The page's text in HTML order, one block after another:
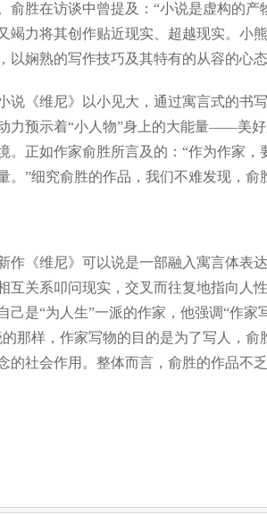
俞胜在访谈中曾提及：“小说是虚构的
竭力将其创作贴近现实、超越现实。
以娴熟的写作技巧及其特有的从容的心
《维尼》以小见大，通过寓言式的书
力预示着“小人物”身上的大能量——美
。正如作家俞胜所言及的：“作为作家
。”细究俞胜的作品，我们不难发现，
《维尼》可以说是一部融入寓言体表达
互关系叩问现实，交叉而往复地指向人
己是“为人生”一派的作家，他强调“作
那样，作家写物的目的是为了写人，
的社会作用。整体而言，俞胜的作品不